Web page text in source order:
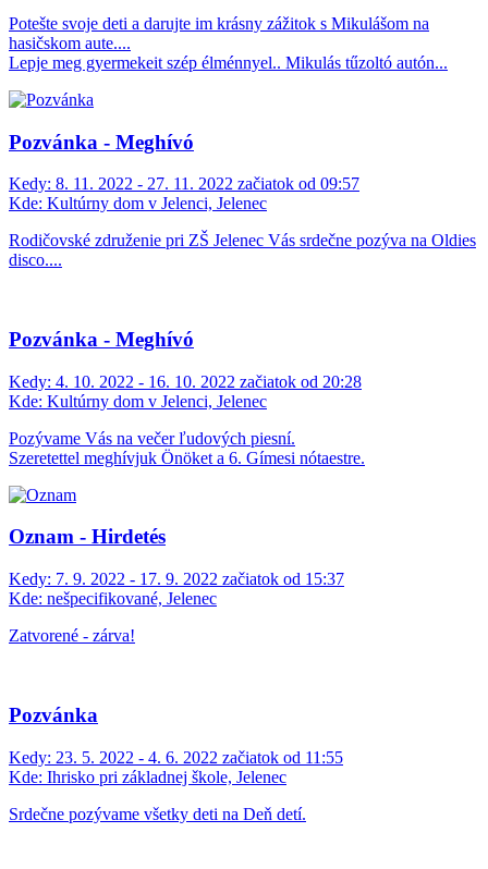
Potešte svoje deti a darujte im krásny zážitok s Mikulášom na
hasičskom aute....
Lepje meg gyermekeit szép élménnyel.. Mikulás tűzoltó autón...
Pozvánka - Meghívó
Kedy: 8. 11. 2022 - 27. 11. 2022 začiatok od 09:57
Kde: Kultúrny dom v Jelenci, Jelenec
Rodičovské združenie pri ZŠ Jelenec Vás srdečne pozýva na Oldies
disco....
Pozvánka - Meghívó
Kedy: 4. 10. 2022 - 16. 10. 2022 začiatok od 20:28
Kde: Kultúrny dom v Jelenci, Jelenec
Pozývame Vás na večer ľudových piesní.
Szeretettel meghívjuk Önöket a 6. Gímesi nótaestre.
Oznam - Hirdetés
Kedy: 7. 9. 2022 - 17. 9. 2022 začiatok od 15:37
Kde: nešpecifikované, Jelenec
Zatvorené - zárva!
Pozvánka
Kedy: 23. 5. 2022 - 4. 6. 2022 začiatok od 11:55
Kde: Ihrisko pri základnej škole, Jelenec
Srdečne pozývame všetky deti na Deň detí.